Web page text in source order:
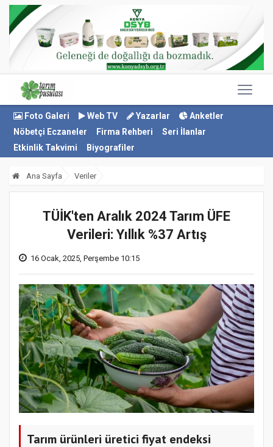
Foto Galeri Web TV Yazarlar
Anketler
Nöbetçi Eczaneler
Firma Rehberi
Seri İlanlar
Etkinlik Takvimi
Biyografiler
Ana Sayfa Veriler
TÜİK'ten Aralık 2024 Tarım ÜFE
Verileri: Yıllık %37 Artış
16 Ocak, 2025, Perşembe 10:15
Tarım ürünleri üretici fiyat endeksi